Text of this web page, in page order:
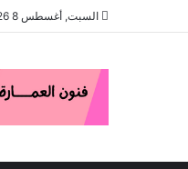
السبت, أغسطس 8 2026